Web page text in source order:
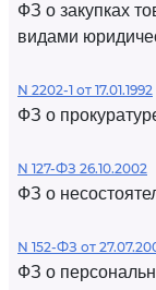
ФЗ о закупках
видами
N 2202-1 от 17.01.1992
ФЗ о
N 127-ФЗ 26.10.2002
ФЗ о
N 152-ФЗ от
ФЗ о